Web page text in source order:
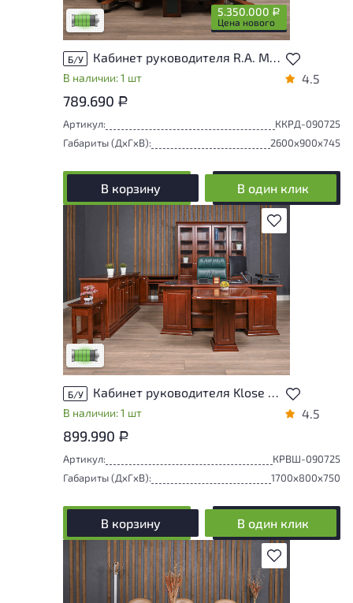
5.350.000 Р
Цена нового
Низкая степень износа
Б/У Кабинет руководителя R.A. Mobili Sirio Шпон Радика Италия
В наличии: 1 шт 4.5
789.690 Р
Артикул:
ККРД-090725
Габариты (ДxГxВ):
2600x900x745
В корзину В один клик
В избранное
У товара присутствуют незначительные
следы эксплуатации, не влияющие на
удобство его использования
Низкая степень износа
Б/У Кабинет руководителя Klose Массив Вишня Германия
В наличии: 1 шт 4.5
899.990 Р
Артикул:
КРВШ-090725
Габариты (ДxГxВ):
1700x800x750
В корзину В один клик
В избранное